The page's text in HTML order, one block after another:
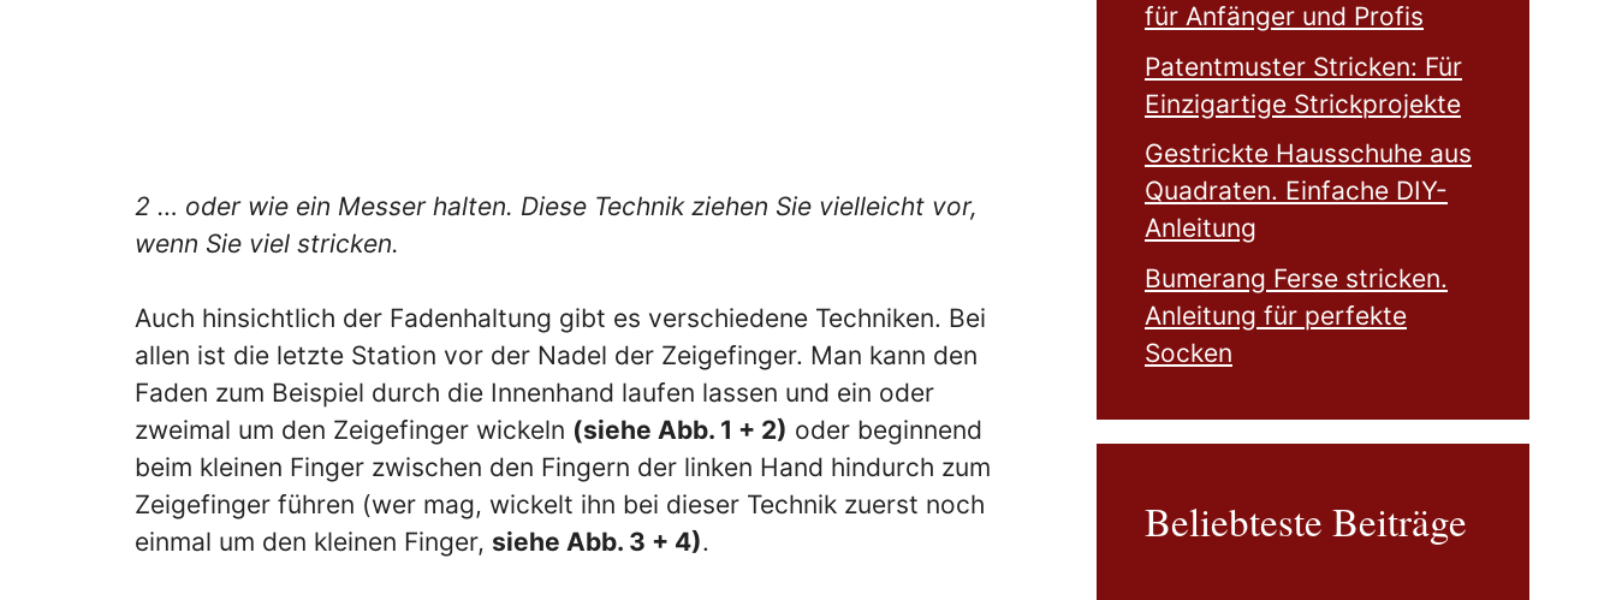
2 … oder wie ein Messer halten. Diese Technik ziehen Sie vielleicht vor,
wenn Sie viel stricken.
Auch hinsichtlich der Fadenhaltung gibt es verschiedene Techniken. Bei
allen ist die letzte Station vor der Nadel der Zeigefinger. Man kann den
Faden zum Beispiel durch die Innenhand laufen lassen und ein oder
zweimal um den Zeigefinger wickeln (siehe Abb. 1 + 2) oder beginnend
beim kleinen Finger zwischen den Fingern der linken Hand hindurch zum
Zeigefinger führen (wer mag, wickelt ihn bei dieser Technik zuerst noch
einmal um den kleinen Finger, siehe Abb. 3 + 4).
für Anfänger und Profis
Patentmuster Stricken: Für
Einzigartige Strickprojekte
Gestrickte Hausschuhe aus
Quadraten. Einfache DIY-
Anleitung
Bumerang Ferse stricken.
Anleitung für perfekte
Socken
Beliebteste Beiträge